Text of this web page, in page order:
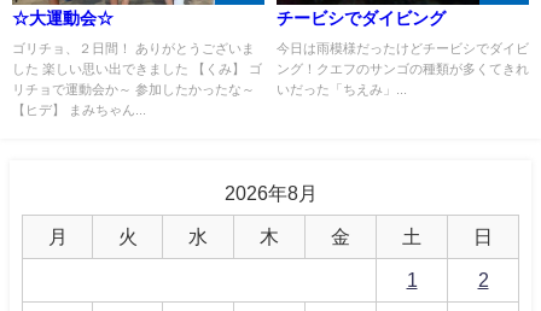
☆大運動会☆
ゴリチョ、２日間！ ありがとうございま
した 楽しい思い出できました 【くみ】 ゴ
リチョで運動会か～ 参加したかったな～
【ヒデ】 まみちゃん...
チービシでダイビング
今日は雨模様だったけどチービシでダイビ
ング！クエフのサンゴの種類が多くてきれ
いだった「ちえみ」...
2026年8月
月 火 水 木 金 土 日
1 2